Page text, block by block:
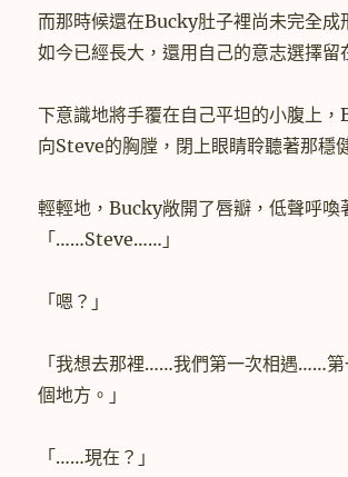
而那時候還在Bucky肚子裡尚未完全成
如今已經長大，還用自己的意志選擇留
下意識地將手覆在自己平坦的小腹上
向Steve的胸膛，閉上眼睛聆聽著那穩
輕輕地，Bucky敞開了唇瓣，低聲呼喚
「……Steve……」
「嗯？」
「我想去那裡……我們第一次相遇……第
個地方。」
「……現在？」